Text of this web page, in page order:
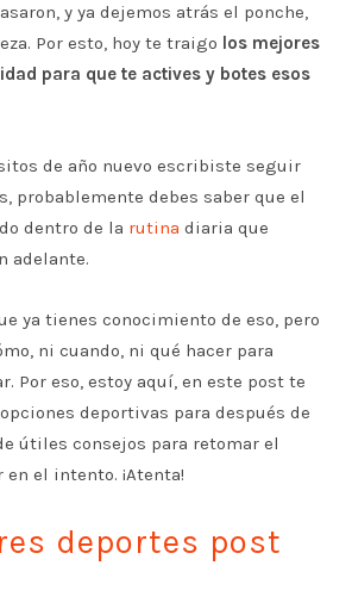
y ya dejemos atrás el ponche,
Por esto, hoy te traigo los mejores
para que te actives y botes esos
de año nuevo escribiste seguir
probablemente debes saber que el
dentro de la rutina diaria que
adelante.
ya tienes conocimiento de eso, pero
ni cuando, ni qué hacer para
Por eso, estoy aquí, en este post te
deportivas para después de
útiles consejos para retomar el
el intento. ¡Atenta!
deportes post